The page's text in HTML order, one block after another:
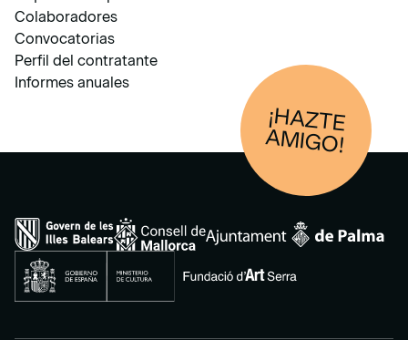
Colaboradores
Convocatorias
Perfil del contratante
Informes anuales
¡HAZTE
AM
IGO!